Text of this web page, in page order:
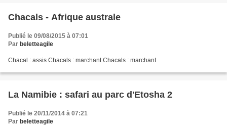
Chacals - Afrique australe
Publié le 09/08/2015 à 07:01
Par beletteagile
Chacal : assis Chacals : marchant Chacals : marchant
La Namibie : safari au parc d'Etosha 2
Publié le 20/11/2014 à 07:21
Par beletteagile